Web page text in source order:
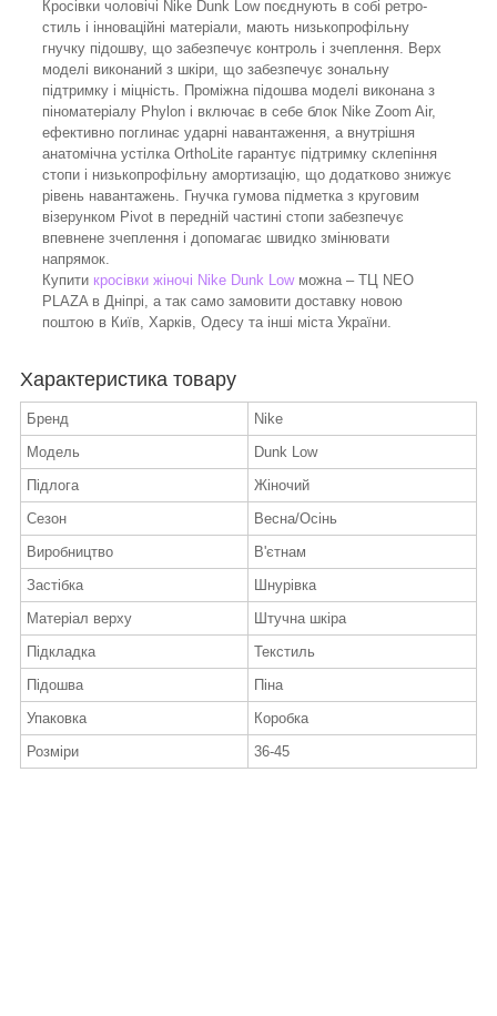
Кросівки чоловічі Nike Dunk Low поєднують в собі ретро-
стиль і інноваційні матеріали, мають низькопрофільну
гнучку підошву, що забезпечує контроль і зчеплення. Верх
моделі виконаний з шкіри, що забезпечує зональну
підтримку і міцність. Проміжна підошва моделі виконана з
піноматеріалу Phylon і включає в себе блок Nike Zoom Air,
ефективно поглинає ударні навантаження, а внутрішня
анатомічна устілка OrthoLite гарантує підтримку склепіння
стопи і низькопрофільну амортизацію, що додатково знижує
рівень навантажень. Гнучка гумова підметка з круговим
візерунком Pivot в передній частині стопи забезпечує
впевнене зчеплення і допомагає швидко змінювати
напрямок.
Купити кросівки жіночі Nike Dunk Lowможна – ТЦ NEO
PLAZA в Дніпрі, а так само замовити доставку новою
поштою в Київ, Харків, Одесу та інші міста України.
Характеристика товару
Бренд
Nike
Модель
Dunk Low
Підлога
Жіночий
Сезон
Весна/Осінь
Виробництво
В'єтнам
Застібка
Шнурівка
Матеріал верху
Штучна шкіра
Підкладка
Текстиль
Підошва
Піна
Упаковка
Коробка
Розміри
36-45